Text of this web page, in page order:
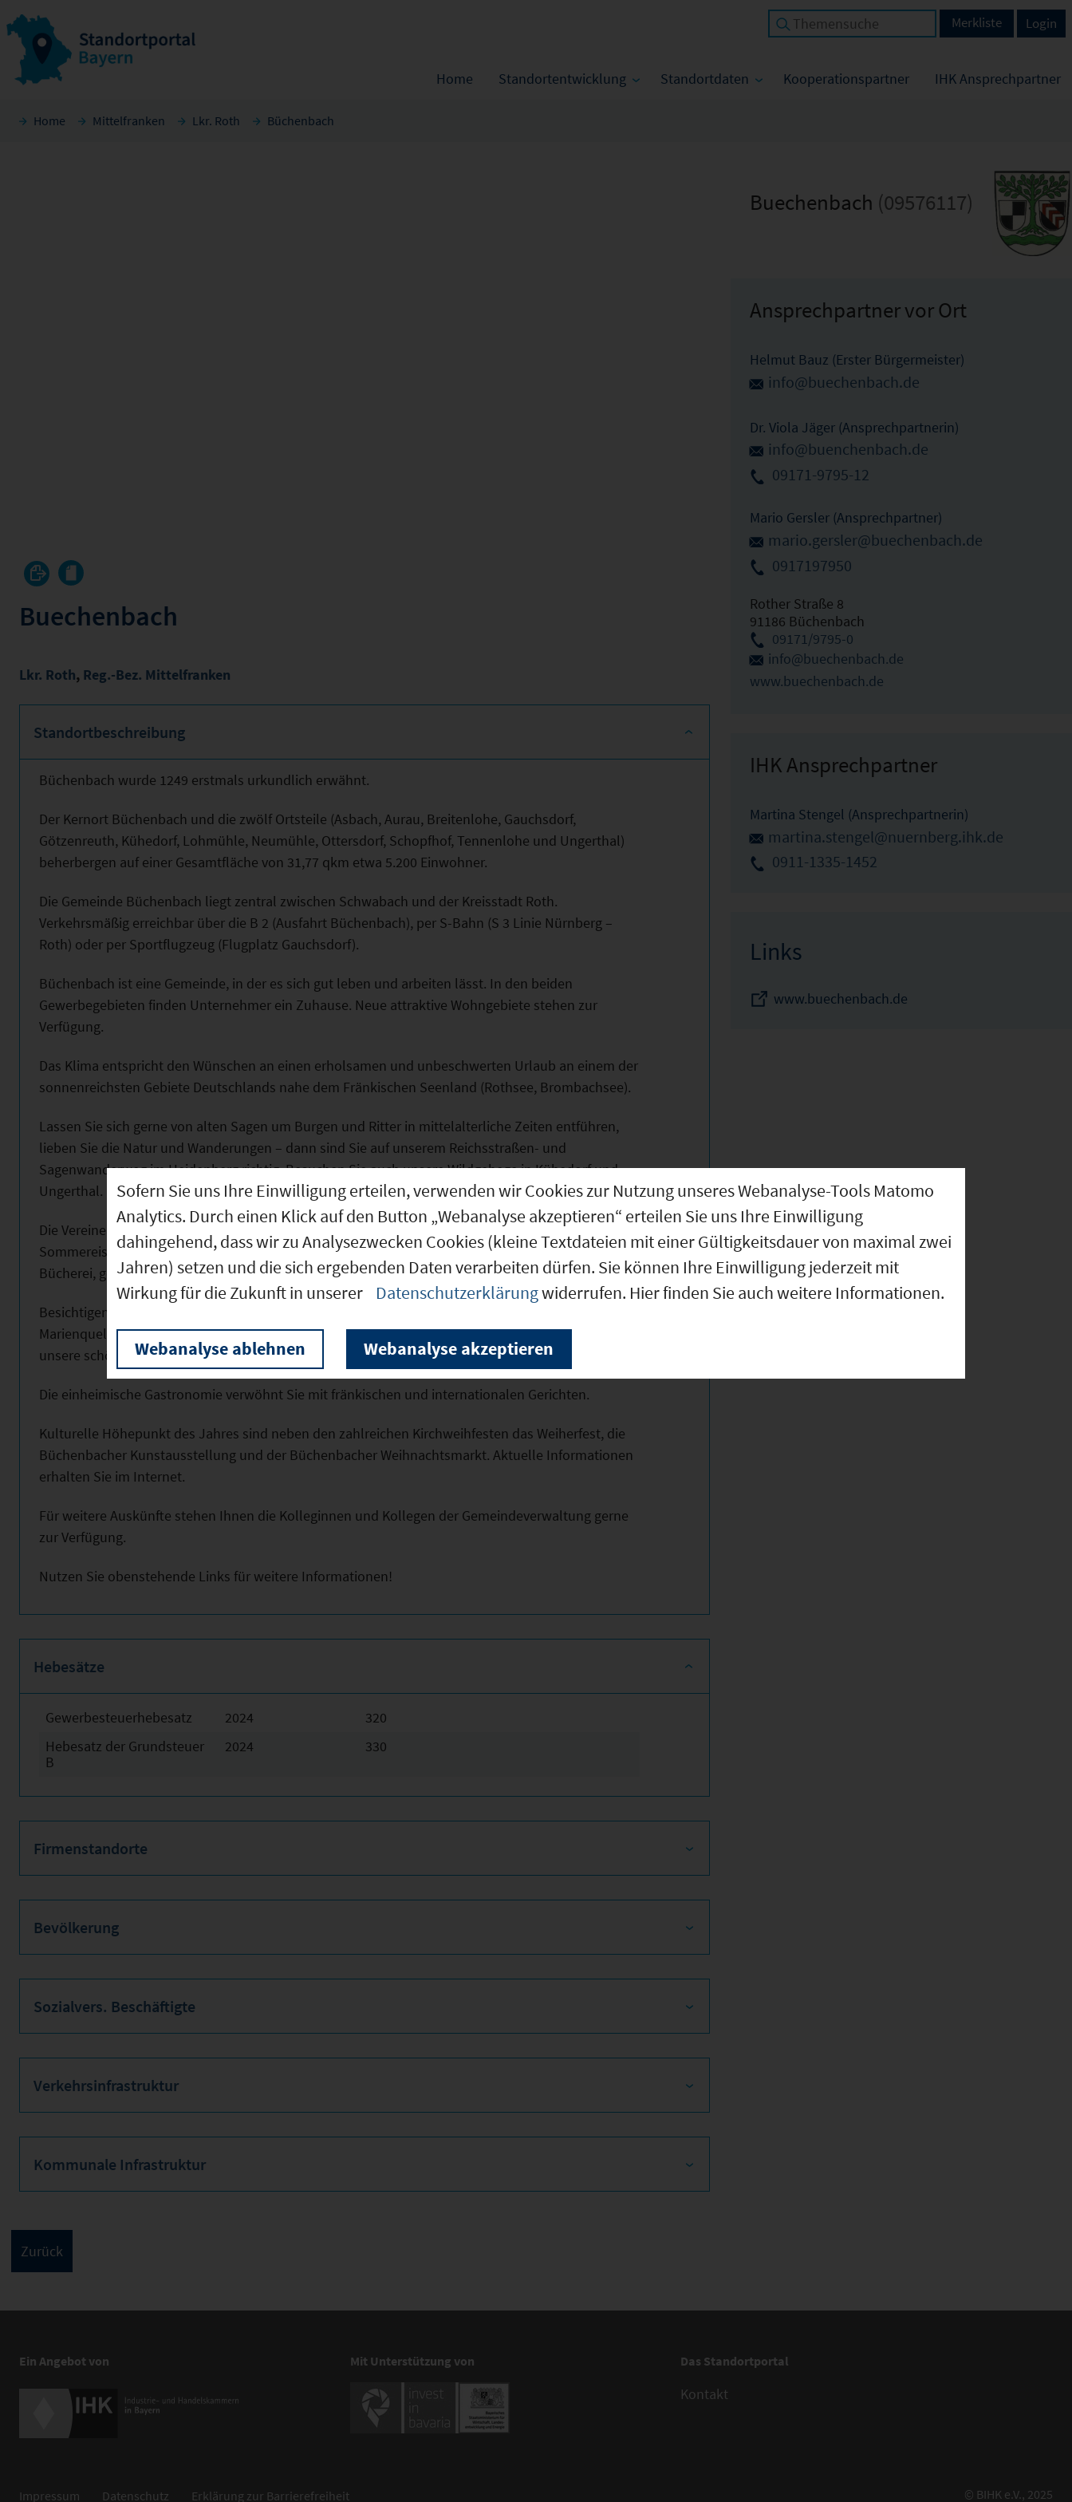
Home Standortentwicklung Standortdaten Kooperationspartner IHK Ansprechpartner
Login
Merkliste
Home Mittelfranken Lkr. Roth Büchenbach
Buechenbach
Lkr. Roth, Reg.-Bez. Mittelfranken
Standortbeschreibung
Büchenbach wurde 1249 erstmals urkundlich erwähnt.
Der Kernort Büchenbach und die zwölf Ortsteile (Asbach, Aurau, Breitenlohe, Gauchsdorf,
Götzenreuth, Kühedorf, Lohmühle, Neumühle, Ottersdorf, Schopfhof, Tennenlohe und Ungerthal)
beherbergen auf einer Gesamtfläche von 31,77 qkm etwa 5.200 Einwohner.
Die Gemeinde Büchenbach liegt zentral zwischen Schwabach und der Kreisstadt Roth.
Verkehrsmäßig erreichbar über die B 2 (Ausfahrt Büchenbach), per S-Bahn (S 3 Linie Nürnberg –
Roth) oder per Sportflugzeug (Flugplatz Gauchsdorf).
Büchenbach ist eine Gemeinde, in der es sich gut leben und arbeiten lässt. In den beiden
Gewerbegebieten finden Unternehmer ein Zuhause. Neue attraktive Wohngebiete stehen zur
Verfügung.
Das Klima entspricht den Wünschen an einen erholsamen und unbeschwerten Urlaub an einem der
sonnenreichsten Gebiete Deutschlands nahe dem Fränkischen Seenland (Rothsee, Brombachsee).
Lassen Sie sich gerne von alten Sagen um Burgen und Ritter in mittelalterliche Zeiten entführen,
lieben Sie die Natur und Wanderungen – dann sind Sie auf unserem Reichsstraßen- und
Sagenwanderweg im Heidenberg richtig. Besuchen Sie auch unsere Wildgehege in Kühedorf und
Ungerthal.
Die Vereine unserer Gemeinde bieten viele Möglichkeiten zur Freizeitgestaltung, wie z. B. das
Sommereisstockschießen, Tennis, Radfahren, Schießen, Motor- und Segelflug, Reiten, öffentliche
Bücherei, geführte Wanderungen usw.
Besichtigen Sie die St. Willibaldskirche (ca. 12. Jahrhundert), den Grabstein derer von Kühedorf, die
Marienquelle oberhalb des wunderschön gelegen Weiler Ungerthal oder gehen Sie einfach durch
unsere schöne Gemeinde spazieren.
Die einheimische Gastronomie verwöhnt Sie mit fränkischen und internationalen Gerichten.
Kulturelle Höhepunkt des Jahres sind neben den zahlreichen Kirchweihfesten das Weiherfest, die
Büchenbacher Kunstausstellung und der Büchenbacher Weihnachtsmarkt. Aktuelle Informationen
erhalten Sie im Internet.
Für weitere Auskünfte stehen Ihnen die Kolleginnen und Kollegen der Gemeindeverwaltung gerne
zur Verfügung.
Nutzen Sie obenstehende Links für weitere Informationen!
Hebesätze
Gewerbesteuerhebesatz 2024
320
Hebesatz der Grundsteuer
B
2024 330
Firmenstandorte
Bevölkerung
Sozialvers. Beschäftigte
Verkehrsinfrastruktur
Kommunale Infrastruktur
Buechenbach (09576117)
Ansprechpartner vor Ort
Helmut Bauz (Erster Bürgermeister)
info@buechenbach.de
Dr. Viola Jäger (Ansprechpartnerin)
info@buenchenbach.de
09171-9795-12
Mario Gersler (Ansprechpartner)
mario.gersler@buechenbach.de
0917197950
Rother Straße 8
91186 Büchenbach
09171/9795-0
info@buechenbach.de
www.buechenbach.de
IHK Ansprechpartner
Martina Stengel (Ansprechpartnerin)
martina.stengel@nuernberg.ihk.de
0911-1335-1452
Links
www.buechenbach.de
Ein Angebot von Mit Unterstützung von Das Standortportal
Kontakt
Impressum Datenschutz Erklärung zur Barrierefreiheit © BIHK e.V., 2025
Sofern Sie uns Ihre Einwilligung erteilen, verwenden wir Cookies zur Nutzung unseres Webanalyse-Tools Matomo
Analytics. Durch einen Klick auf den Button „Webanalyse akzeptieren“ erteilen Sie uns Ihre Einwilligung
dahingehend, dass wir zu Analysezwecken Cookies (kleine Textdateien mit einer Gültigkeitsdauer von maximal zwei
Jahren) setzen und die sich ergebenden Daten verarbeiten dürfen. Sie können Ihre Einwilligung jederzeit mit
Wirkung für die Zukunft in unserer
Datenschutzerklärungwiderrufen. Hier finden Sie auch weitere Informationen.
Webanalyse ablehnen Webanalyse akzeptieren